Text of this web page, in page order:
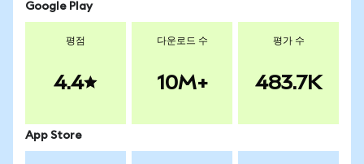
Google Play
평점
4.4
다운로드 수
10M+
평가 수
483.7K
App Store